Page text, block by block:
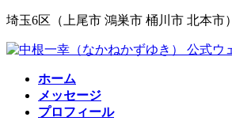
コ
テ
ナ
ゲ
埼玉6区（上尾市 鴻巣市 桶川市 北本市）
ホーム
メッセージ
プロフィール